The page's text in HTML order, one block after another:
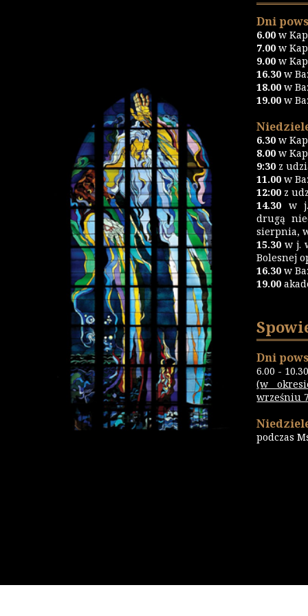
Dni
6.00 w
7.00 w
9.00 w
16.30w
18.00w
19.00w
6.30 w
8.00 w
9:30 z
11.00 w
12:00 z
14.30 w
drugą
sierpnia,
15.30 w j.
Bolesnej
16.30w
19.00
Dni
6.00 -
(w
wrześniu
podczas